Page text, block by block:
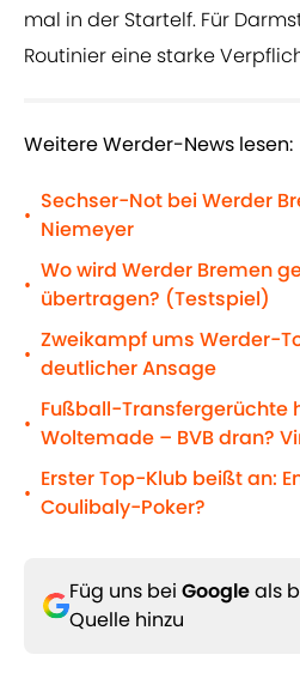
mal in der Startelf. Für
Routinier eine starke
Weitere Werder-News lesen:
•
Sechser-Not bei Werder
Niemeyer
•
Wo wird Werder Bremen
übertragen? (Testspiel)
•
Zweikampf ums Werder-
deutlicher Ansage
•
Fußball-Transfergerüchte
Woltemade – BVB dran?
•
Erster Top-Klub beißt an:
Coulibaly-Poker?
Füg uns bei Googleals
Quelle hinzu